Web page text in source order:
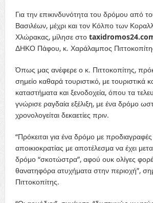
Για την επικινδυνότητα του δρόμου από
Βασιλέων, μέχρι και τον Κόλπο των
Χλώρακας, μίλησε στοtaxidromos
ΔΗΚΟ Πάφου, κ. Χαράλαμπος
Όπως μας ανέφερε ο κ. Πιττοκοπίτης,
σημείο καθαρά τουριστικό, με τουριστικά
καταστήματα και ξενοδοχεία, όπου τα
γνώρισε ραγδαία εξέλιξη, με ένα δρόμο
χρονολογείται δεκαετίες πριν.
“Πρόκειται για ένα δρόμο με
αποικιοκρατίας με αποτέλεσμα να έχει
δρόμο “σκοτώστρα”, αφού ουκ ολίγες
θανατηφόρα ατυχήματα στην περιοχή”,
Πιττοκοπίτης.